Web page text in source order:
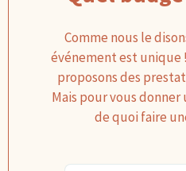
Comme nous le
événement est unique
proposons des
Mais pour vous
de quoi faire